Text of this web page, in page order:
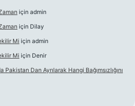
için admin
için Dilay
Mi için admin
Mi için Denir
Pakistan Dan Ayrılarak Hangi Bağımsızlığını